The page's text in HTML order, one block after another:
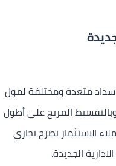
متعدة ومختلفة لمول
المريح على أطول
الاستثمار بصرح تجاري